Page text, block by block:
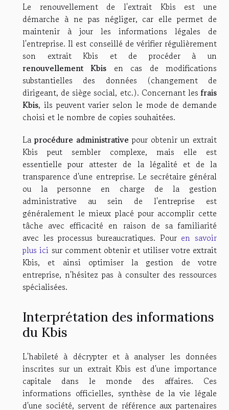
Le renouvellement de l'extrait Kbis est une
démarche à ne pas négliger, car elle permet de
maintenir à jour les informations légales de
l'entreprise. Il est conseillé de vérifier régulièrement
son extrait Kbis et de procéder à un
renouvellement Kbis en cas de modifications
substantielles des données (changement de
dirigeant, de siège social, etc.). Concernant lesfrais
Kbis, ils peuvent varier selon le mode de demande
choisi et le nombre de copies souhaitées.
La procédure administrative pour obtenir un extrait
Kbis peut sembler complexe, mais elle est
essentielle pour attester de la légalité et de la
transparence d'une entreprise. Le secrétaire général
ou la personne en charge de la gestion
administrative au sein de l'entreprise est
généralement le mieux placé pour accomplir cette
tâche avec efficacité en raison de sa familiarité
avec les processus bureaucratiques. Pour en savoir
plus ici sur comment obtenir et utiliser votre extrait
Kbis, et ainsi optimiser la gestion de votre
entreprise, n'hésitez pas à consulter des ressources
spécialisées.
Interprétation des informations
du Kbis
L'habileté à décrypter et à analyser les données
inscrites sur un extrait Kbis est d'une importance
capitale dans le monde des affaires. Ces
informations officielles, synthèse de la vie légale
d'une société, servent de référence aux partenaires